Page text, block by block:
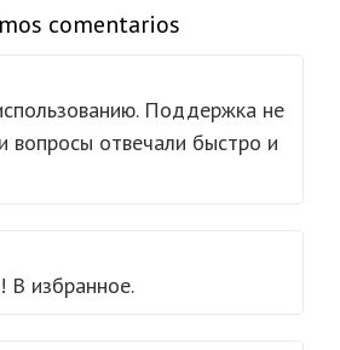
comentarios
Поддержка не
вопросы отвечали быстро и
В избранное.